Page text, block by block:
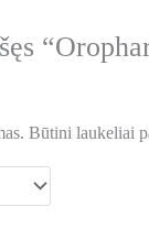
Būtini laukeliai